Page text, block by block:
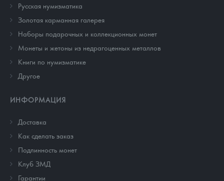
Русская нумизматика
Золотая карманная галерея
Наборы подарочных и коллекционных монет
Монеты и жетоны из недрагоценных металлов
Книги по нумизматике
Другое
ИНФОРМАЦИЯ
Доставка
Как сделать заказ
Подлинность монет
Клуб ЗМД
Гарантии